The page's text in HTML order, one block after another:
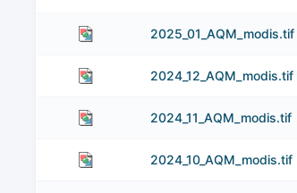
2025_01_AQM_modis.tif
2024_12_AQM_modis.tif
2024_11_AQM_modis.tif
2024_10_AQM_modis.tif